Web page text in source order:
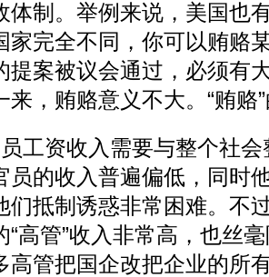
体制。举例来说，美国也
家完全不同，你可以贿赂
提案被议会通过，必须有
来，贿赂意义不大。“贿赂
工资收入需要与整个社
员的收入普遍偏低，同时
们抵制诱惑非常困难。不
“高管”收入非常高，也丝
高管把国企改把企业的所